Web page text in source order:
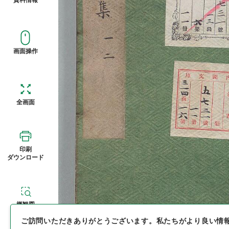
画面操作
全画面
印刷
ダウンロード
概観図
ご訪問いただきありがとうございます。 私たちがより良い情